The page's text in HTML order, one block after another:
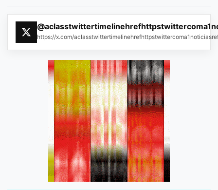
https://x.com/